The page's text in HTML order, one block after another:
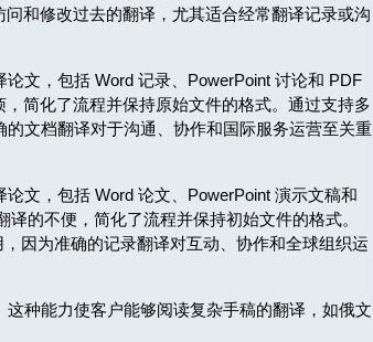
和修改过去的翻译，尤其适合经常翻译记录或沟
文，包括 Word 记录、PowerPoint 讨论和 PDF
简化了流程并保持原始文件的格式。通过支持多
文档翻译对于沟通、协作和国际服务运营至关重
文，包括 Word 论文、PowerPoint 演示文稿和
的不便，简化了流程并保持初始文件的格式。
因为准确的记录翻译对互动、协作和全球组织运
种能力使客户能够阅读复杂手稿的翻译，如俄文